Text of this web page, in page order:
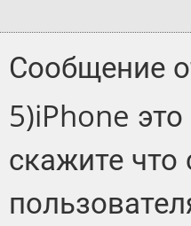
Сообщение
5)iPhone
скажите